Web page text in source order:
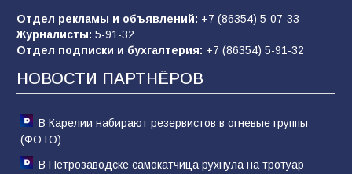
«Слухами Москву не возьмёшь»: почему
заявления Киева о мобилизации — это
отчаяние, а не разведка
80 02.08.2026
Отдел рекламы и объявлений: +7 (86354) 5-07-33
Журналисты: 5-91-32
Отдел подписки и бухгалтерия: +7 (86354) 5-91-32
НОВОСТИ ПАРТНЁРОВ
В Карелии набирают резервистов в огневые группы
(ФОТО)
В Петрозаводске самокатчица рухнула на тротуар